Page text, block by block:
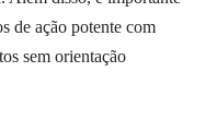
de ação potente com
sem orientação